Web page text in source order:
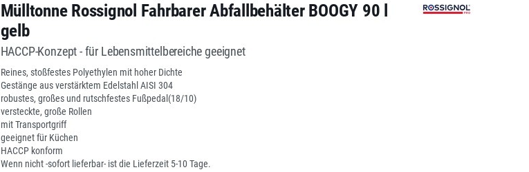
Mülltonne Rossignol Fahrbarer Abfallbehälter BOOGY 90 l
gelb
HACCP-Konzept - für Lebensmittelbereiche geeignet
Reines, stoßfestes Polyethylen mit hoher Dichte
Gestänge aus verstärktem Edelstahl AISI 304
robustes, großes und rutschfestes Fußpedal(18/10)
versteckte, große Rollen
mit Transportgriff
geeignet für Küchen
HACCP konform
Wenn nicht -sofort lieferbar- ist die Lieferzeit 5-10 Tage.